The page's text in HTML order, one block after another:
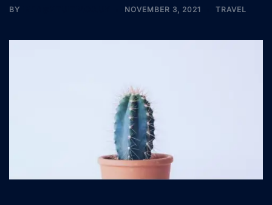
BY NOVEMBER 3, 2021 TRAVEL